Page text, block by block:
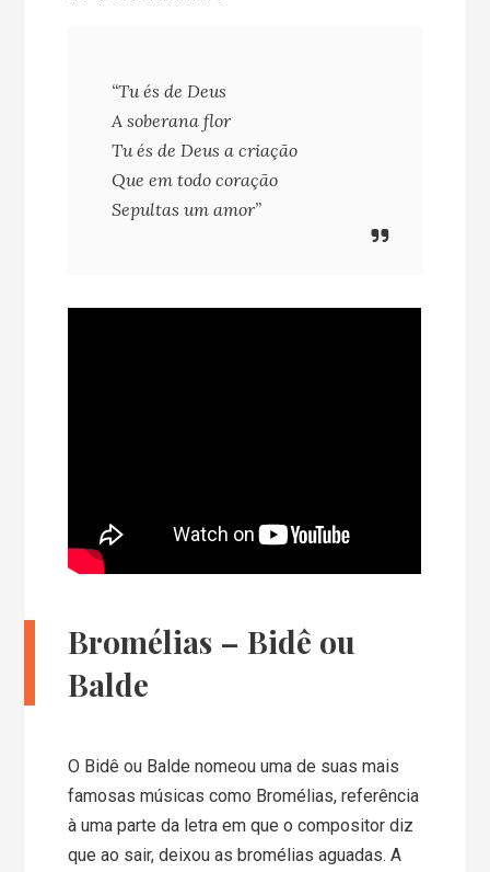
“Tu és de Deus
A soberana flor
Tu és de Deus a criação
Que em todo coração
Sepultas um amor”
Bromélias – Bidê ou
Balde
O Bidê ou Balde nomeou uma de suas mais
famosas músicas como Bromélias, referência
à uma parte da letra em que o compositor diz
que ao sair, deixou as bromélias aguadas. A